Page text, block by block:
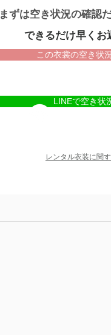
まずは空き状況の確認
できるだけ早くお
この衣裳の空き状
LINEで空き状
レンタル衣装に関